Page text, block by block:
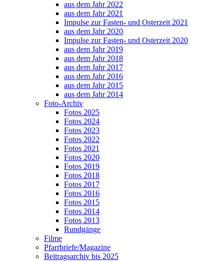
aus dem Jahr 2022
aus dem Jahr 2021
Impulse zur Fasten- und Osterzeit 2021
aus dem Jahr 2020
Impulse zur Fasten- und Osterzeit 2020
aus dem Jahr 2019
aus dem Jahr 2018
aus dem Jahr 2017
aus dem Jahr 2016
aus dem Jahr 2015
aus dem Jahr 2014
Foto-Archiv
Fotos 2025
Fotos 2024
Fotos 2023
Fotos 2022
Fotos 2021
Fotos 2020
Fotos 2019
Fotos 2018
Fotos 2017
Fotos 2016
Fotos 2015
Fotos 2014
Fotos 2013
Rundgänge
Filme
Pfarrbriefe/Magazine
Beitragsarchiv bis 2025